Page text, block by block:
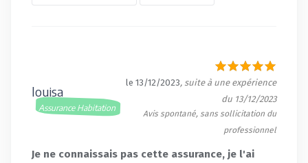
louisa
Assurance Habitation
le 13/12/2023, suite à une expérience
du 13/12/2023
Avis spontané, sans sollicitation du
professionnel
Je ne connaissais pas cette assurance, je l'ai